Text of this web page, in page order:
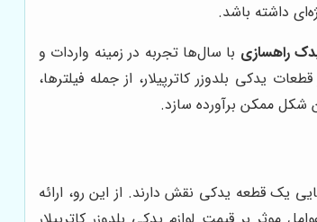
داشته باشد.
راهسازی با سال‌ها تجربه در زمینه واردات و
یدکی بلدوزر کاترپیلار، از جمله فیلترها،
شکل ممکن برآورده سازد.
یک قطعه یدکی نقش دارند. از این رو، ارائه